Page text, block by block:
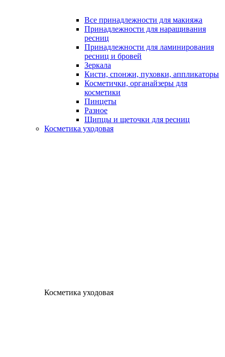
Все принадлежности для макияжа
Принадлежности для наращивания
ресниц
Принадлежности для ламинирования
ресниц и бровей
Зеркала
Кисти, спонжи, пуховки, аппликаторы
Косметички, органайзеры для
косметики
Пинцеты
Разное
Щипцы и щеточки для ресниц
Косметика уходовая
Косметика уходовая